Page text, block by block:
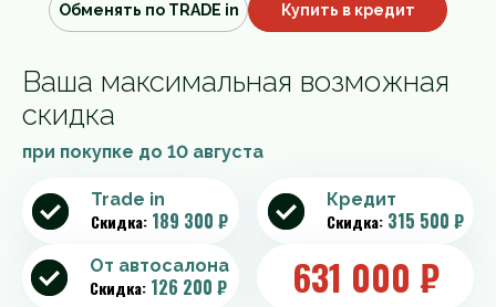
Обменять по TRADE in Купить в кредит
Ваша максимальная возможная
скидка
при покупке до 10 августа
Trade in
Скидка: 189 300 ₽
Кредит
Скидка: 315 500 ₽
От автосалона
Скидка: 126 200 ₽ 631 000 ₽